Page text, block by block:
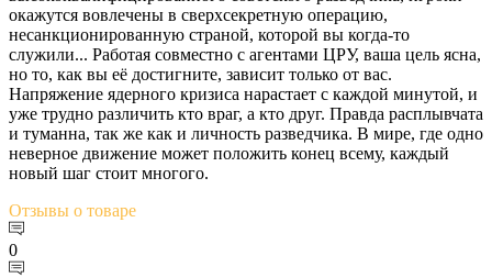
окажутся вовлечены в сверхсекретную операцию,
несанкционированную страной, которой вы когда-то
служили... Работая совместно с агентами ЦРУ, ваша цель ясна,
но то, как вы её достигните, зависит только от вас.
Напряжение ядерного кризиса нарастает с каждой минутой, и
уже трудно различить кто враг, а кто друг. Правда расплывчата
и туманна, так же как и личность разведчика. В мире, где одно
неверное движение может положить конец всему, каждый
новый шаг стоит многого.
Отзывы о товаре
0